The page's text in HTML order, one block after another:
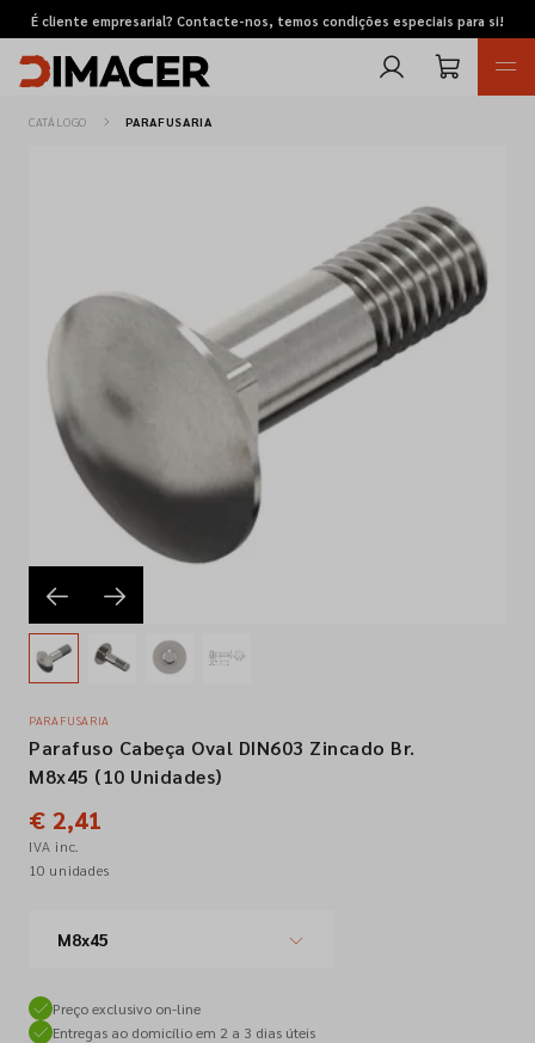
É cliente empresarial? Contacte-nos, temos condições especiais para si!
Retomas
Marcas
Favoritos
Empresa
Contactos
Siga-nos nas redes sociais
CATÁLOGO PARAFUSARIA
PARAFUSARIA
Parafuso Cabeça Oval DIN603 Zincado Br.
M8x45 (10 Unidades)
€ 2,41
IVA inc.
10 unidades
M8x45
Preço exclusivo on-line
Entregas ao domicílio em 2 a 3 dias úteis